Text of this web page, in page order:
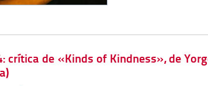
crítica de «Kinds of Kindness», de